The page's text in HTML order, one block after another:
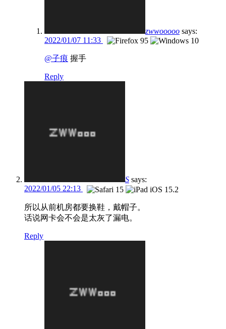
zwwooooo says:
2022/01/07 11:33
@子痕 握手
Reply
S says:
2022/01/05 22:13
所以从前机房都要换鞋，戴帽子。
话说网卡会不会是太灰了漏电。
Reply